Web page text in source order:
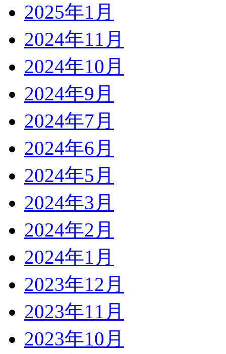
2025年1月
2024年11月
2024年10月
2024年9月
2024年7月
2024年6月
2024年5月
2024年3月
2024年2月
2024年1月
2023年12月
2023年11月
2023年10月